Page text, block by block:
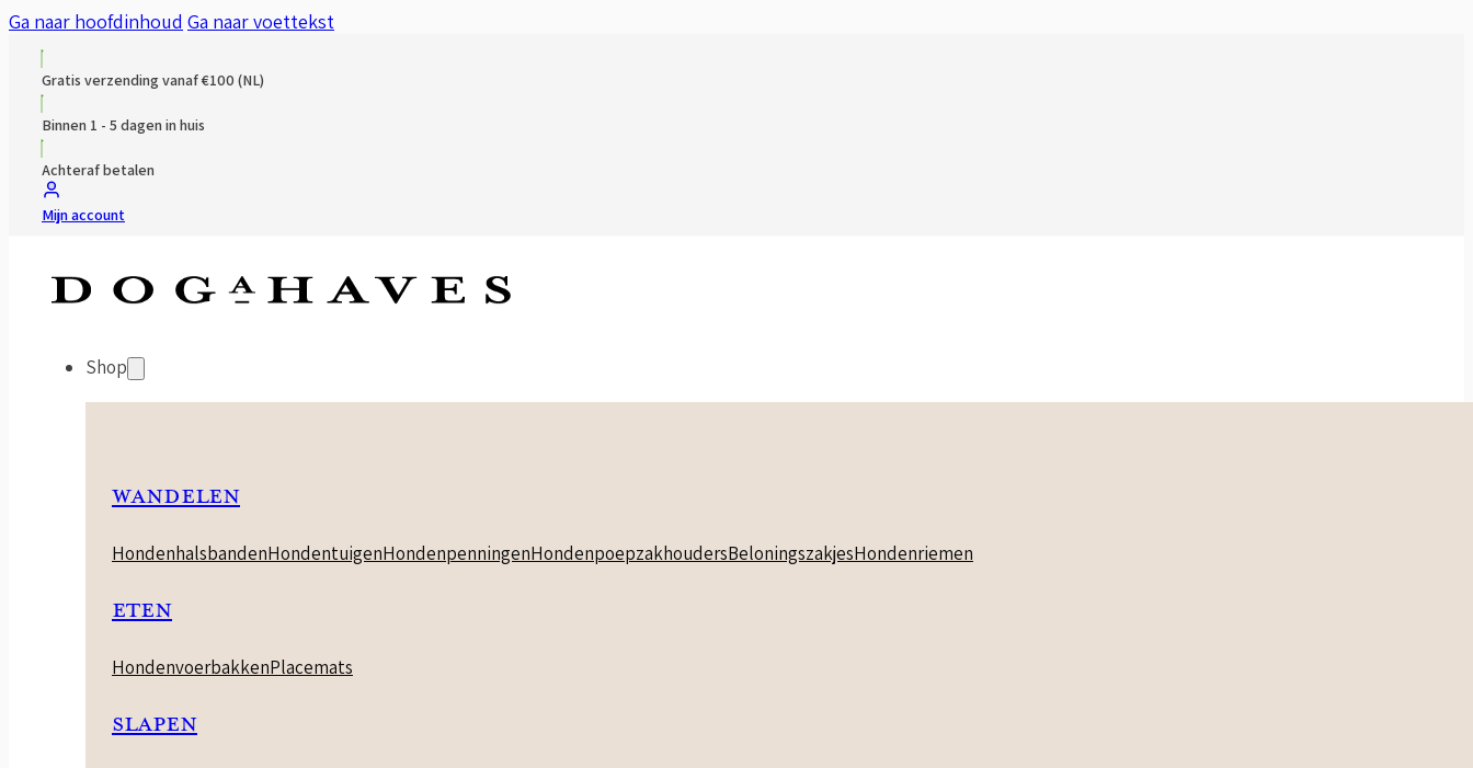
Ga naar hoofdinhoud Ga naar voettekst
Gratis verzending vanaf €100 (NL)
Binnen 1 - 5 dagen in huis
Achteraf betalen
Mijn account
Shop
WANDELEN
HondenhalsbandenHondentuigenHondenpenningenHondenpoepzakhoudersBeloningszakjesHondenriemen
ETEN
HondenvoerbakkenPlacemats
SLAPEN